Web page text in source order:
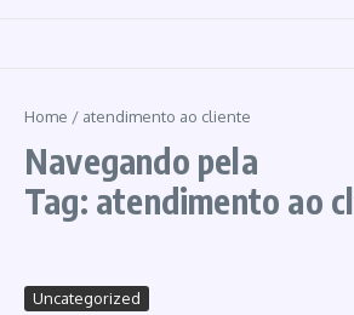
Home / atendimento ao cliente
Navegando pela
Tag: atendimento ao
Uncategorized